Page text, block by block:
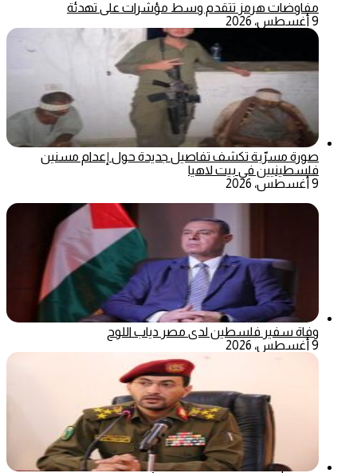
مفاوضات هرمز تتقدم وسط مؤشرات على تهدئة
9 أغسطس، 2026
صورة مسرّبة تكشف تفاصيل جديدة حول إعدام مسنين
فلسطينيين في بيت لاهيا
9 أغسطس، 2026
وفاة سفير فلسطين لدى مصر دياب اللوح
9 أغسطس، 2026